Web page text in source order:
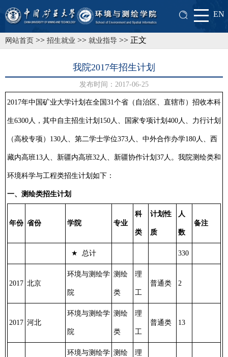
EN
网站首页 >> 招生就业 >> 就业指导 >> 正文
我院2017年招生计划
发布时间：2017-06-25
2017年中国矿业大学计划在全国 31 个省（自治区、直辖市）招收本科
生6300 人，其中自主招生计划 150 人、国家专项计划 400 人、力行计划
（高校专项） 130 人、第二学士学位373 人、中外合作办学180 人、西
藏内高班13 人、新疆内高班32 人、新疆协作计划 37 人。我院测绘类和
环境科学与工程类招生计划如下：
一、测绘类招生计划
年份 省份 学院 专业
科
类
计划性
质
人
数
备注
★ 总计 330
2017 北京
环境与测绘学
院
测绘
类
理
工
普通类 2
2017 河北
环境与测绘学
院
测绘
类
理
工
普通类 13
环境与测绘学 测绘 理